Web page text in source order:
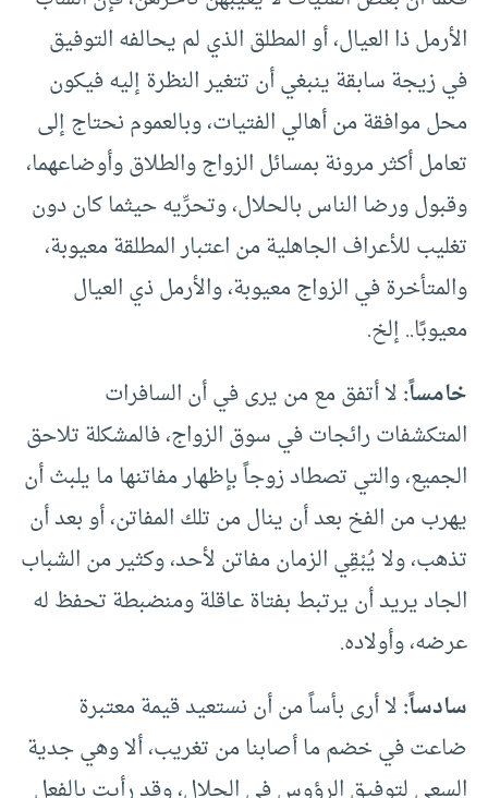
الأرمل ذا العيال، أو المطلق الذي لم يحالفه التوفيق
في زيجة سابقة ينبغي أن تتغير النظرة إليه فيكون
محل موافقة من أهالي الفتيات، وبالعموم نحتاج إلى
تعامل أكثر مرونة بمسائل الزواج والطلاق وأوضاعهما،
وقبول ورضا الناس بالحلال، وتحرِّيه حيثما كان دون
تغليب للأعراف الجاهلية من اعتبار المطلقة معيوبة،
والمتأخرة في الزواج معيوبة، والأرمل ذي العيال
معيوبًا.. إلخ.
خامساً:لا أتفق مع من يرى في أن السافرات
المتكشفات رائجات في سوق الزواج، فالمشكلة تلاحق
الجميع، والتي تصطاد زوجاً بإظهار مفاتنها ما يلبث أن
يهرب من الفخ بعد أن ينال من تلك المفاتن، أو بعد أن
تذهب، ولا يُبْقِي الزمان مفاتن لأحد، وكثير من الشباب
الجاد يريد أن يرتبط بفتاة عاقلة ومنضبطة تحفظ له
عرضه، وأولاده.
سادساً:لا أرى بأساً من أن نستعيد قيمة معتبرة
ضاعت في خضم ما أصابنا من تغريب، ألا وهي جدية
السعي لتوفيق الرؤوس في الحلال، وقد رأيت بالفعل